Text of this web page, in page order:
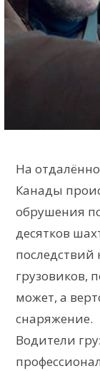
На
Канады
обрушения
десятков
последствий
грузовиков,
может, а
снаряжение.
Водители